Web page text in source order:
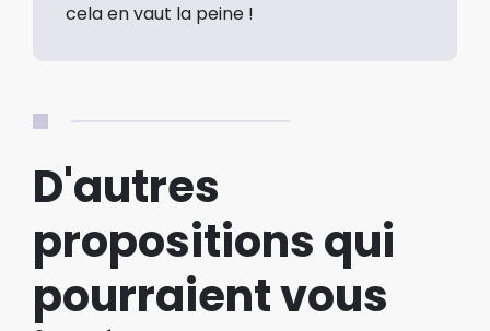
cela en vaut la peine !
D'autres
propositions qui
pourraient vous